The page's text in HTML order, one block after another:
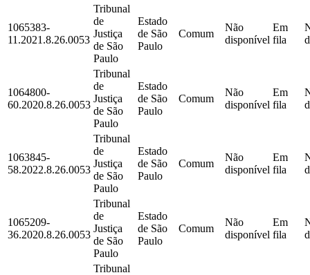
1065383-
11.2021.8.26.0053
Tribunal
de
Justiça
de São
Paulo
Estado
de São
Paulo
Comum
Não
disponível
Em
fila
1064800-
60.2020.8.26.0053
Tribunal
de
Justiça
de São
Paulo
Estado
de São
Paulo
Comum
Não
disponível
Em
fila
1063845-
58.2022.8.26.0053
Tribunal
de
Justiça
de São
Paulo
Estado
de São
Paulo
Comum
Não
disponível
Em
fila
1065209-
36.2020.8.26.0053
Tribunal
de
Justiça
de São
Paulo
Estado
de São
Paulo
Comum
Não
disponível
Em
fila
Tribunal